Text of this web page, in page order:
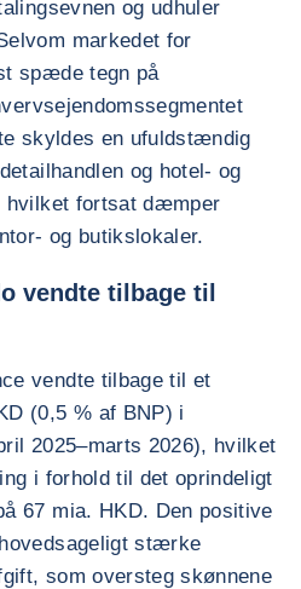
og udhuler
markedet for
spæde tegn på
skyldes en ufuldstændig
og hotel- og
hvilket fortsat dæmper
og butikslokaler.
vendte tilbage til
vendte tilbage til et
(0,5 % af BNP) i
2025–marts 2026), hvilket
i forhold til det oprindeligt
67 mia. HKD. Den positive
stærke
som oversteg skønnene